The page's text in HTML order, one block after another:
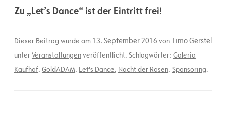
Zu „Let’s Dance“ ist der Eintritt frei!
Dieser Beitrag wurde am 13. September 2016 vonTimo Gerstel
unterVeranstaltungenveröffentlicht. Schlagwörter: Galeria
Kaufhof, GoldADAM, Let's Dance, Nacht der Rosen, Sponsoring.